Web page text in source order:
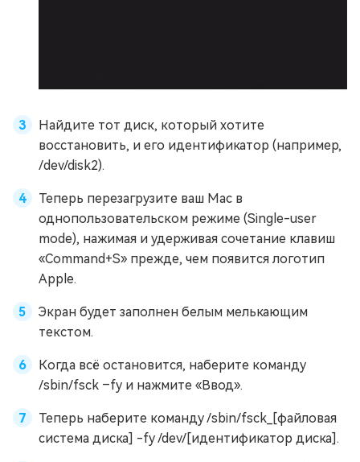
Найдите тот диск, который хотите
восстановить, и его идентификатор (например,
/dev/disk2).
Теперь перезагрузите ваш Mac в
однопользовательском режиме (Single-user
mode), нажимая и удерживая сочетание клавиш
«Command+S» прежде, чем появится логотип
Apple.
Экран будет заполнен белым мелькающим
текстом.
Когда всё остановится, наберите команду
/sbin/fsck –fy и нажмите «Ввод».
Теперь наберите команду /sbin/fsck_[файловая
система диска] -fy /dev/[идентификатор диска].